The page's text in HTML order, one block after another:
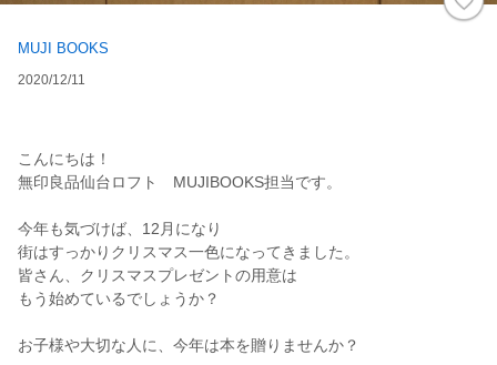
MUJI BOOKS
2020/12/11
こんにちは！
無印良品仙台ロフト MUJIBOOKS担当です。
今年も気づけば、12月になり
街はすっかりクリスマス一色になってきました。
皆さん、クリスマスプレゼントの用意は
もう始めているでしょうか？
お子様や大切な人に、今年は本を贈りませんか？